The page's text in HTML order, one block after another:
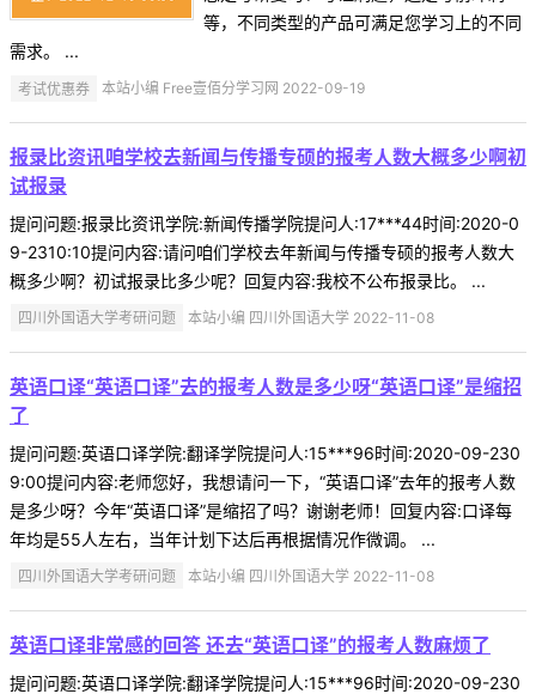
等，不同类型的产品可满足您学习上的不同
需求。 ...
考试优惠券 本站小编 Free壹佰分学习网 2022-09-19
报录比资讯咱学校去新闻与传播专硕的报考人数大概多少啊初
试报录
提问问题:报录比资讯学院:新闻传播学院提问人:17***44时间:2020-0
9-2310:10提问内容:请问咱们学校去年新闻与传播专硕的报考人数大
概多少啊？初试报录比多少呢？回复内容:我校不公布报录比。 ...
四川外国语大学考研问题 本站小编 四川外国语大学 2022-11-08
英语口译“英语口译”去的报考人数是多少呀“英语口译”是缩招
了
提问问题:英语口译学院:翻译学院提问人:15***96时间:2020-09-230
9:00提问内容:老师您好，我想请问一下，“英语口译”去年的报考人数
是多少呀？今年“英语口译”是缩招了吗？谢谢老师！回复内容:口译每
年均是55人左右，当年计划下达后再根据情况作微调。 ...
四川外国语大学考研问题 本站小编 四川外国语大学 2022-11-08
英语口译非常感的回答 还去“英语口译”的报考人数麻烦了
提问问题:英语口译学院:翻译学院提问人:15***96时间:2020-09-230